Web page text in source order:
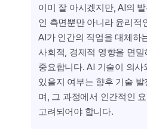
이미 잘 아시겠지만, AI의
인 측면뿐만 아니라 윤리적
AI가 인간의 직업을 대체하
사회적, 경제적 영향을 면
중요합니다. AI 기술이 의
있을지 여부는 향후 기술
며, 그 과정에서 인간적인
고려되어야 합니다.